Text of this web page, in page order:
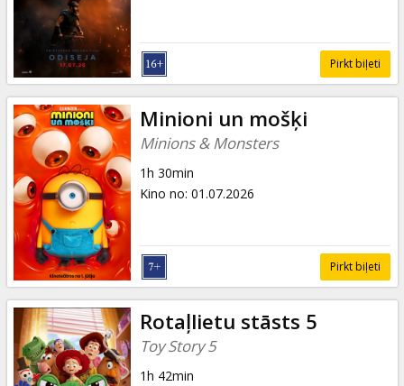
Pirkt biļeti
Minioni un mošķi
Minions & Monsters
1h 30min
Kino no: 01.07.2026
Pirkt biļeti
Rotaļlietu stāsts 5
Toy Story 5
1h 42min